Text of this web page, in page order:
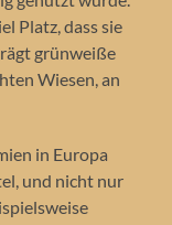
Platz, dass sie
grünweiße
Wiesen, an
in Europa
und nicht nur